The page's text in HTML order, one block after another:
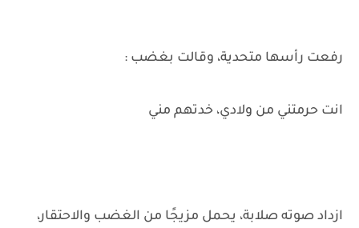
رفعت رأسها متحدية، وقالت بغضب :
انت حرمتني من ولادي، خدتهم مني
ازداد صوته صلابة، يحمل مزيجًا من الغضب والاحتقار،